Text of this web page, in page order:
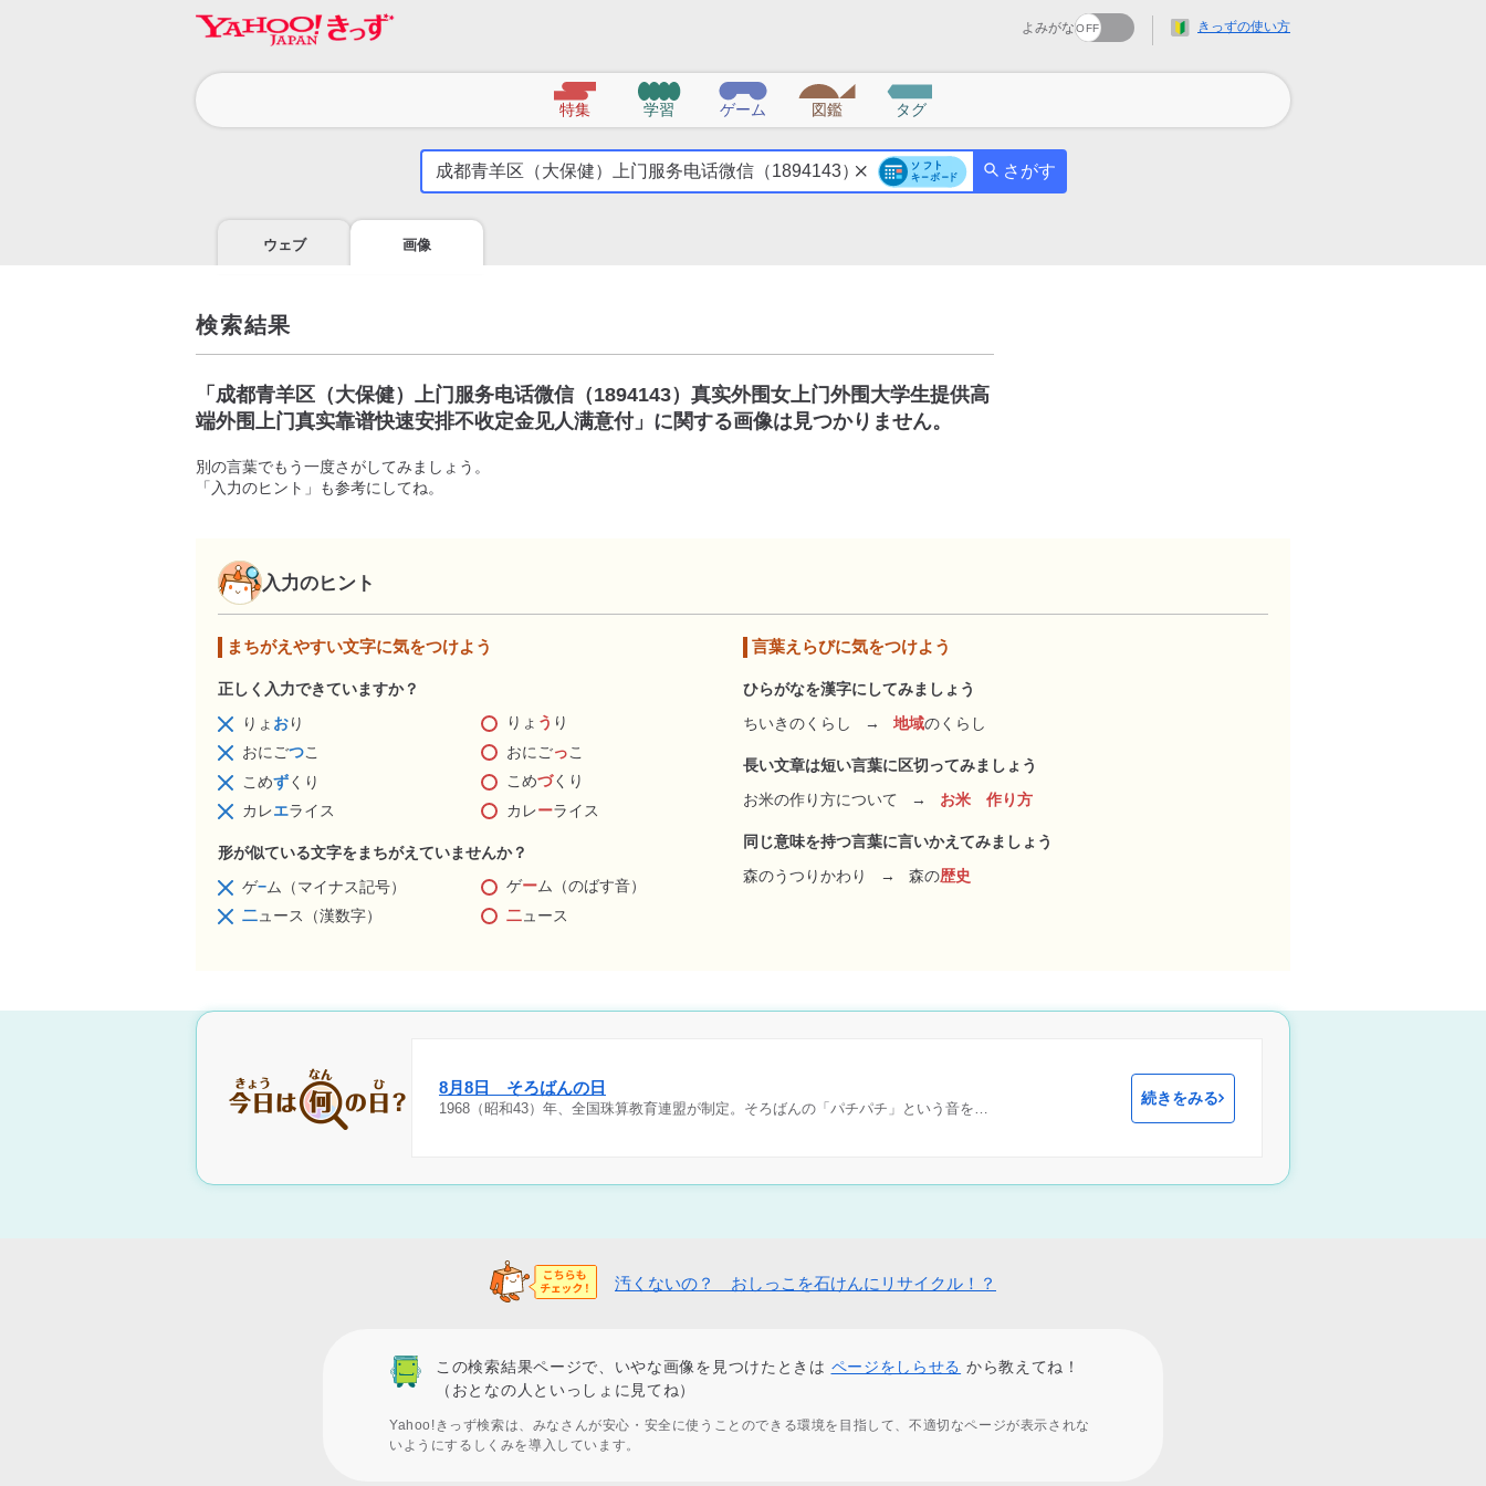
よみがな きっずの使い方
特集 学習 ゲーム 図鑑 タグ
気
に
こ
う
さがす
ウェブ 画像
検索結果
「 成都青羊区（大保健）上门服务电话微信（1894143）真实外围女上门外围大学生提供高
端外围上门真实靠谱快速安排不收定金见人满意付」に関する画像は見つかりません。
別の言葉でもう一度さがしてみましょう。
「入力のヒント」も参考にしてね。
入力のヒント
まちがえやすい文字に気をつけよう
正しく入力できていますか？
りょ おり りょ う り
おにごつこ おにごっこ
こめずくり こめづくり
カレエライス カレーライス
形が似ている文字をまちがえていませんか？
ゲ−ム（マイナス記号） ゲーム（のばす音）
二ュース（漢数字） 二ュース
言葉えらびに気をつけよう
ひらがなを漢字にしてみましょう
ちいきのくらし
→ 地域のくらし
長い文章は短い言葉に区切ってみましょう
お米の作り方について
→ お米 作り方
同じ意味を持つ言葉に言いかえてみましょう
森のうつりかわり
→ 森の歴史
8月8日 そろばんの日
1968（昭和43）年、全国珠算教育連盟が制定。そろばんの「パチパチ」という音を…
続きをみる
汚くないの？ おしっこを石けんにリサイクル！？
この検索結果ページで、いやな画像を見つけたときは ページをしらせる から教えてね！
（おとなの人といっしょに見てね）
Yahoo!きっず検索は、みなさんが安心・安全に使うことのできる環境を目指して、不適切なページが表示されな
いようにするしくみを導入しています。